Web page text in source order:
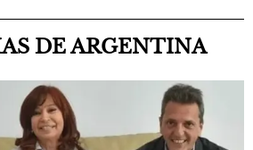
DE ARGENTINA